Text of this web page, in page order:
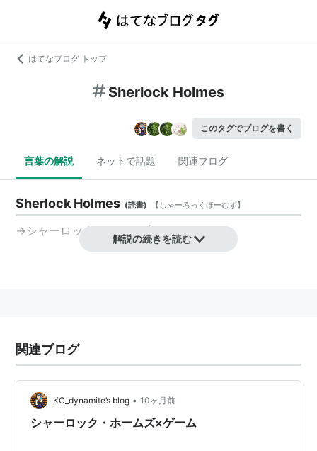
はてなブログ トップ
Sherlock Holmes
このタグでブログを書く
言葉の解説 ネットで話題 関連ブログ
Sherlock Holmes (読書) 【 しゃーろっくほーむず】
→シャーロック・ホームズ
解説の続きを読む
関連ブログ
KC_dynamite’s blog • 10ヶ月前
シャーロック・ホームズ×ゲーム